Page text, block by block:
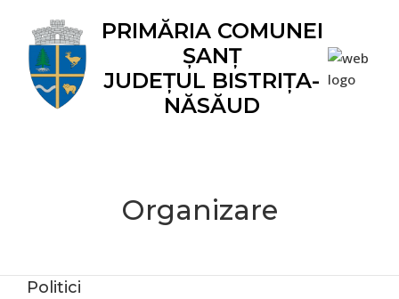
primary
navigation
main
content
primary
sidebar
secondary
sidebar
footer
PRIMĂRIA COMUNEI
ȘANȚ
JUDEȚUL BISTRIȚA-
NĂSĂUD
Politici
Organizare